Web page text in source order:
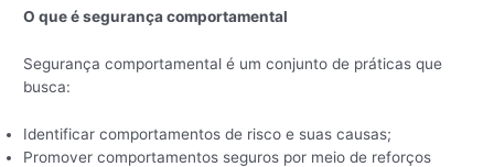
O que é segurança comportamental
Segurança comportamental é um conjunto de práticas que
busca:
Identificar comportamentos de risco e suas causas;
Promover comportamentos seguros por meio de reforços